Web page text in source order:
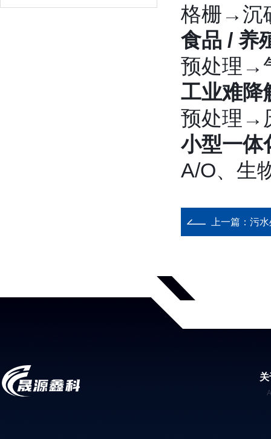
格栅→沉
食品 / 养
预处理→
工业难降
预处理→
小型一体
A/O、生
上一篇： 污